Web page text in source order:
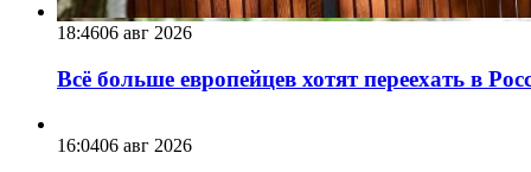
18:4606 авг 2026
Всё больше европейцев хотят переехать в
16:0406 авг 2026